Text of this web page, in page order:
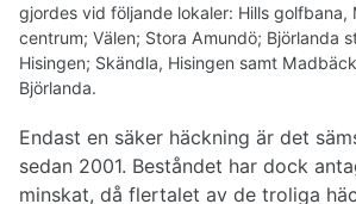
gjordes vid följande lokaler: Hills golfbana,
centrum; Välen; Stora Amundö; Björlanda
Hisingen; Skändla, Hisingen samt
Björlanda.
Endast en säker häckning är det
sedan 2001. Beståndet har dock
minskat, då flertalet av de troliga